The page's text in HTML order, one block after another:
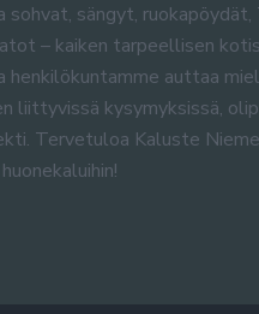
sohvat, sängyt,
– kaiken tarpeellisen
henkilökuntamme auttaa
liittyvissä kysymyksissä,
Tervetuloa Kaluste